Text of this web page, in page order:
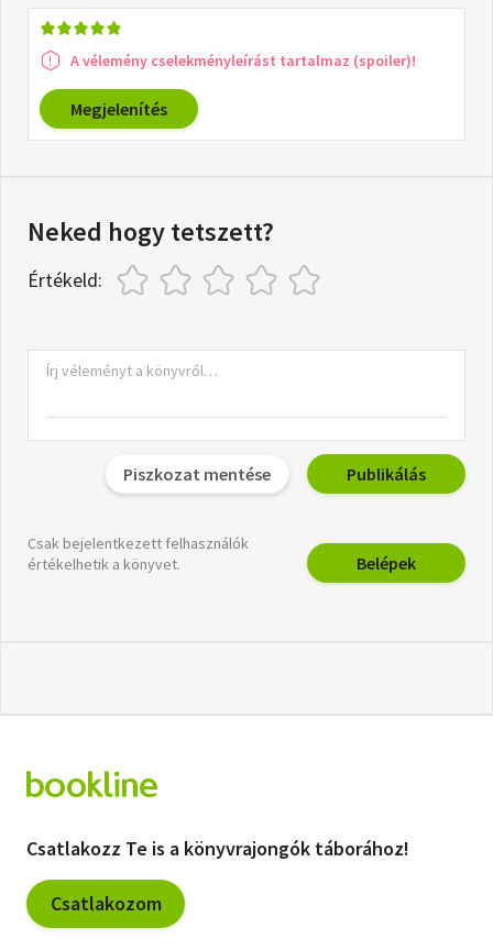
A vélemény cselekményleírást tartalmaz (spoiler)!
Megjelenítés
Neked hogy tetszett?
Értékeld:
Piszkozat mentése Publikálás
Csak bejelentkezett felhasználók
értékelhetik a könyvet.
Belépek
Csatlakozz Te is a könyvrajongók táborához!
Csatlakozom